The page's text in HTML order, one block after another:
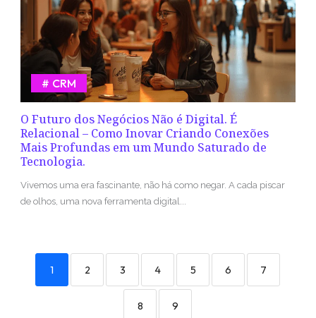
O Futuro dos Negócios Não é Digital. É
Relacional – Como Inovar Criando Conexões
Mais Profundas em um Mundo Saturado de
Tecnologia.
CRM
Vivemos uma era fascinante, não há como negar. A cada piscar
de olhos, uma nova ferramenta digital...
1 2 3 4 5 6 7
8 9